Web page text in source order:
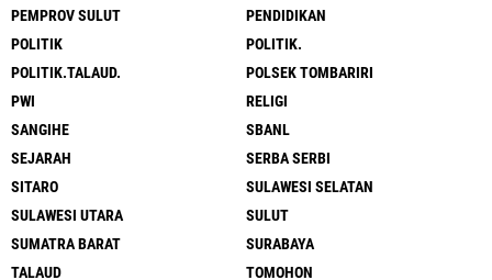
PEMPROV SULUT
PENDIDIKAN
POLITIK
POLITIK.
POLITIK.TALAUD.
POLSEK TOMBARIRI
PWI
RELIGI
SANGIHE
SBANL
SEJARAH
SERBA SERBI
SITARO
SULAWESI SELATAN
SULAWESI UTARA
SULUT
SUMATRA BARAT
SURABAYA
TALAUD
TOMOHON